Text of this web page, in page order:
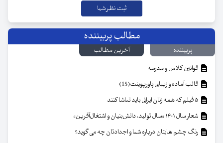
مطالب پربیننده
پربیننده
آخرین مطالب
قوانین کلاس و مدرسه
قالب آماده و زیبای پاورپوینت(15)
شعار سال ۱۴۰۱ «سال تولید، دانش‌بنیان و اشتغال‌آفرین»
رنگ چشم هایتان درباره شما و اجدادتان چه می گوید؟